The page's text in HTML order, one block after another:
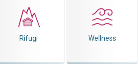
Rifugi Wellness